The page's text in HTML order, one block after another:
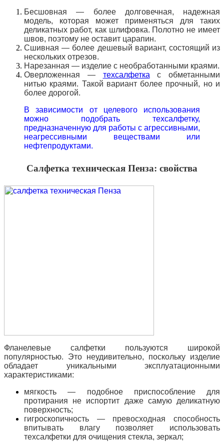
Бесшовная — более долговечная, надежная
модель, которая может применяться для таких
деликатных работ, как шлифовка. Полотно не имеет
швов, поэтому не оставит царапин.
Сшивная — более дешевый вариант, состоящий из
нескольких отрезов.
Нарезанная — изделие с необработанными краями.
Оверложенная — техсалфетка с обметанными
нитью краями. Такой вариант более прочный, но и
более дорогой.
В зависимости от целевого использования
можно подобрать техсалфетку,
предназначенную для работы с агрессивными,
неагрессивными веществами или
нефтепродуктами.
Салфетка техническая Пенза: свойства
Фланелевые салфетки пользуются широкой
популярностью. Это неудивительно, поскольку изделие
обладает уникальными эксплуатационными
характеристиками:
мягкость — подобное приспособление для
протирания не испортит даже самую деликатную
поверхность;
гигроскопичность — превосходная способность
впитывать влагу позволяет использовать
техсалфетки для очищения стекла, зеркал;